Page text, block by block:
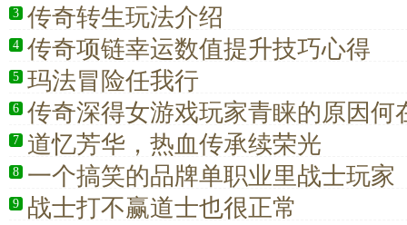
3 传奇转生玩法介绍
4 传奇项链幸运数值提升技巧心得
5 玛法冒险任我行
6 传奇深得女游戏玩家青睐的原因何
7 道忆芳华，热血传承续荣光
8 一个搞笑的品牌单职业里战士玩家
9 战士打不赢道士也很正常